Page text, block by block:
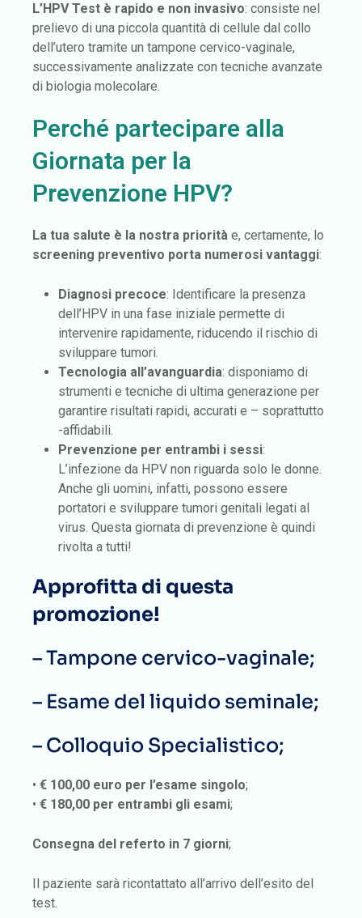
L’HPV Test è rapido e non invasivo: consiste nel
prelievo di una piccola quantità di cellule dal collo
dell’utero tramite un tampone cervico-vaginale,
successivamente analizzate con tecniche avanzate
di biologia molecolare.
Perché partecipare alla
Giornata per la
Prevenzione HPV?
La tua salute è la nostra priorità e, certamente, lo
screening preventivo porta numerosi vantaggi:
Diagnosi precoce: Identificare la presenza
dell’HPV in una fase iniziale permette di
intervenire rapidamente, riducendo il rischio di
sviluppare tumori.
Tecnologia all’avanguardia: disponiamo di
strumenti e tecniche di ultima generazione per
garantire risultati rapidi, accurati e – soprattutto
-affidabili.
Prevenzione per entrambi i sessi:
L’infezione da HPV non riguarda solo le donne.
Anche gli uomini, infatti, possono essere
portatori e sviluppare tumori genitali legati al
virus. Questa giornata di prevenzione è quindi
rivolta a tutti!
Approfitta di questa
promozione!
– Tampone cervico-vaginale;
– Esame del liquido seminale;
– Colloquio Specialistico;
• € 100,00 euro per l’esame singolo;
• € 180,00 per entrambi gli esami;
Consegna del referto in 7 giorni;
Il paziente sarà ricontattato all’arrivo dell’esito del
test.